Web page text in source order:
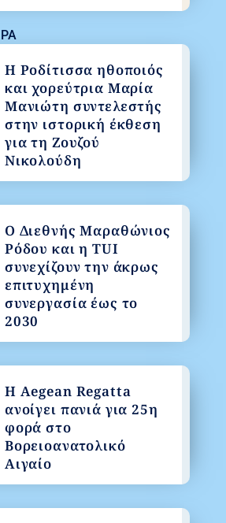
Η Ροδίτισσα ηθοποιός
και χορεύτρια Μαρία
Μανιώτη συντελεστής
στην ιστορική έκθεση
για τη Ζουζού
Νικολούδη
Ο Διεθνής Μαραθώνιος
Ρόδου και η TUI
συνεχίζουν την άκρως
επιτυχημένη
συνεργασία έως το
2030
Η Aegean Regatta
ανοίγει πανιά για 25η
φορά στο
Βορειοανατολικό
Αιγαίο